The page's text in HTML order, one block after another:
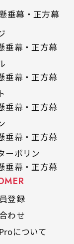
垂幕・正方幕
垂幕・正方幕
垂幕・正方幕
垂幕・正方幕
垂幕・正方幕
ーポリン
垂幕・正方幕
登録
わせ
について